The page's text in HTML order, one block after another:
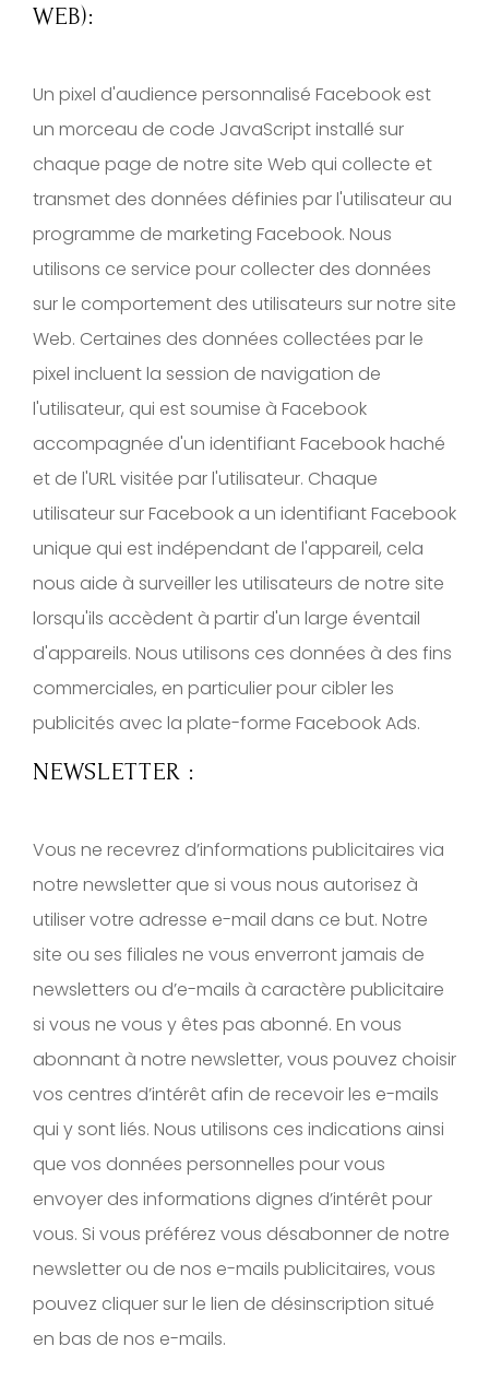
WEB):
Un pixel d'audience personnalisé Facebook est
un morceau de code JavaScript installé sur
chaque page de notre site Web qui collecte et
transmet des données définies par l'utilisateur au
programme de marketing Facebook. Nous
utilisons ce service pour collecter des données
sur le comportement des utilisateurs sur notre site
Web. Certaines des données collectées par le
pixel incluent la session de navigation de
l'utilisateur, qui est soumise à Facebook
accompagnée d'un identifiant Facebook haché
et de l'URL visitée par l'utilisateur. Chaque
utilisateur sur Facebook a un identifiant Facebook
unique qui est indépendant de l'appareil, cela
nous aide à surveiller les utilisateurs de notre site
lorsqu'ils accèdent à partir d'un large éventail
d'appareils. Nous utilisons ces données à des fins
commerciales, en particulier pour cibler les
publicités avec la plate-forme Facebook Ads.
NEWSLETTER :
Vous ne recevrez d’informations publicitaires via
notre newsletter que si vous nous autorisez à
utiliser votre adresse e-mail dans ce but. Notre
site ou ses filiales ne vous enverront jamais de
newsletters ou d’e-mails à caractère publicitaire
si vous ne vous y êtes pas abonné. En vous
abonnant à notre newsletter, vous pouvez choisir
vos centres d’intérêt afin de recevoir les e-mails
qui y sont liés. Nous utilisons ces indications ainsi
que vos données personnelles pour vous
envoyer des informations dignes d’intérêt pour
vous. Si vous préférez vous désabonner de notre
newsletter ou de nos e-mails publicitaires, vous
pouvez cliquer sur le lien de désinscription situé
en bas de nos e-mails.